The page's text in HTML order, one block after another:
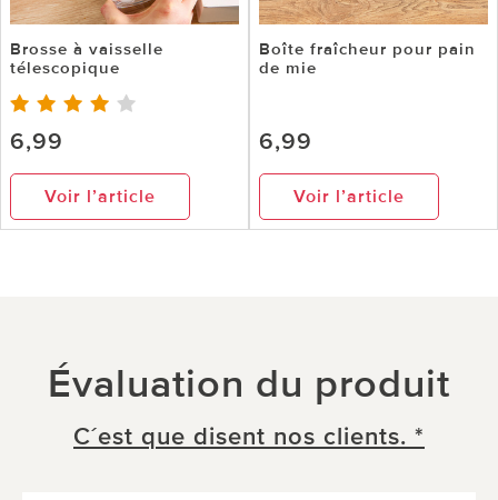
Brosse à vaisselle
télescopique
6,99
Voir l’article
Boîte fraîcheur pour pain
de mie
6,99
Voir l’article
Évaluation du produit
C´est que disent nos clients. *